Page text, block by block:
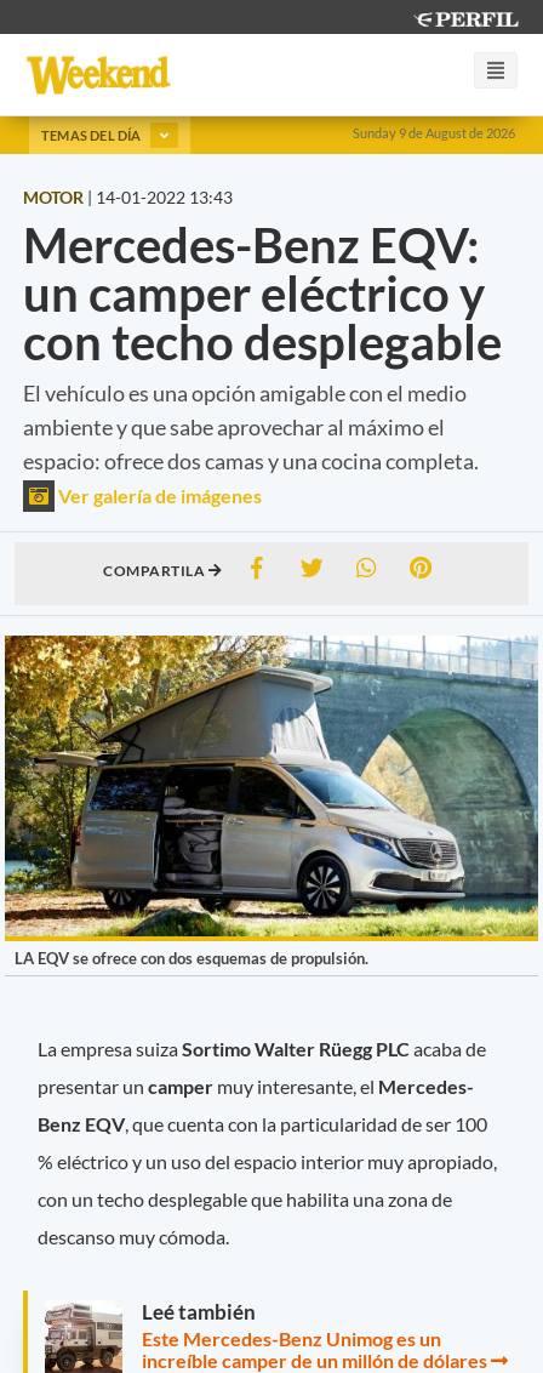
Sunday 9 de August de 2026
TEMAS DEL DÍA
MOTOR | 14-01-2022 13:43
Mercedes-Benz EQV:
un camper eléctrico y
con techo desplegable
El vehículo es una opción amigable con el medio
ambiente y que sabe aprovechar al máximo el
espacio: ofrece dos camas y una cocina completa.
Ver galería de imágenes
COMPARTILA
LA EQV se ofrece con dos esquemas de propulsión.
La empresa suizaSortimo Walter Rüegg PLC acaba de
presentar uncamper muy interesante, el Mercedes-
Benz EQV, que cuenta con la particularidad de ser 100
% eléctrico y un uso del espacio interior muy apropiado,
con un techo desplegable que habilita una zona de
descanso muy cómoda.
Leé también
Este Mercedes-Benz Unimog es un
increíble camper de un millón de dólares